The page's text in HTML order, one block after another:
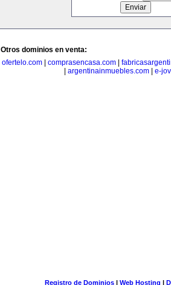
Otros dominios en venta:
ofertelo.com| comprasencasa.com|
argentinainmuebles.com e-
Registro de Dominios| Web Hosting |